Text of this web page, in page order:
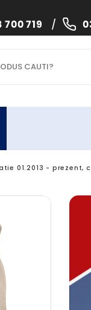
700 719 /
01.2013 - prezent,